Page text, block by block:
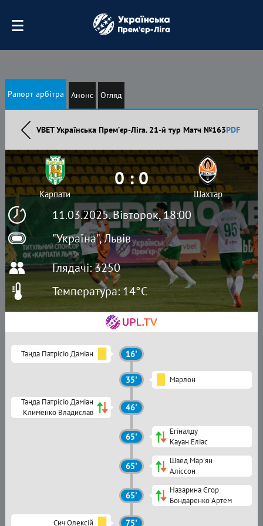
Рапорт арбітра Анонс Огляд
VBET Українська Премʼєр-Ліга. 21-й тур Матч №163PDF
11.03.2025. Вівторок, 18:00
"Україна", Львів
Карпати
0 : 0
Шахтар
Глядачі: 3250
Температура: 14°C
Танда Патрісіо Даміан 16'
35' Марлон
Танда Патрісіо Даміан
Клименко Владислав
46'
65'
Егіналду
Кауан Еліас
65'
Швед Мар'ян
Аліссон
65'
Назарина Єгор
Бондаренко Артем
Сич Олексій 75'